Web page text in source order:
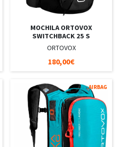
MOCHILA ORTOVOX
SWITCHBACK 25 S
ORTOVOX
180,00€
AIRBAG